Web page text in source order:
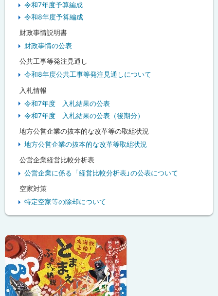
令和7年度予算編成
令和8年度予算編成
財政事情説明書
財政事情の公表
公共工事等発注見通し
令和8年度公共工事等発注見通しについて
入札情報
令和7年度 入札結果の公表
令和7年度 入札結果の公表（後期分）
地方公営企業の抜本的な改革等の取組状況
地方公営企業の抜本的な改革等取組状況
公営企業経営比較分析表
公営企業に係る「経営比較分析表」の公表について
空家対策
特定空家等の除却について
ッ
ク
ア
ッ